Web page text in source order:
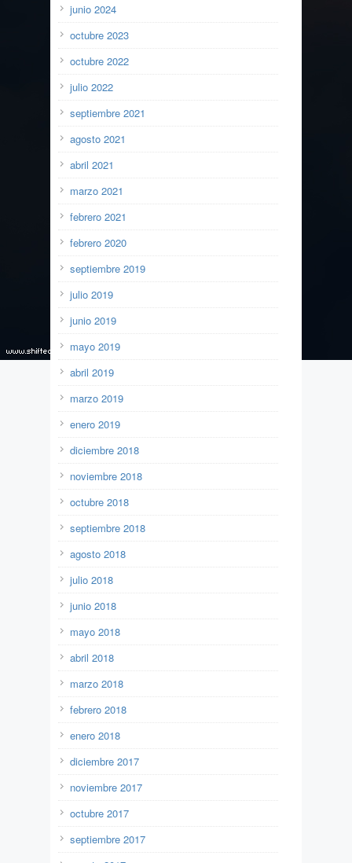
junio 2024
octubre 2023
octubre 2022
julio 2022
septiembre 2021
agosto 2021
abril 2021
marzo 2021
febrero 2021
febrero 2020
septiembre 2019
julio 2019
junio 2019
mayo 2019
abril 2019
marzo 2019
enero 2019
diciembre 2018
noviembre 2018
octubre 2018
septiembre 2018
agosto 2018
julio 2018
junio 2018
mayo 2018
abril 2018
marzo 2018
febrero 2018
enero 2018
diciembre 2017
noviembre 2017
octubre 2017
septiembre 2017